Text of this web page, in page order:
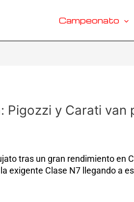
Campeonato
y Carati van
tras un gran rendimiento en
exigente Clase N7 llegando a